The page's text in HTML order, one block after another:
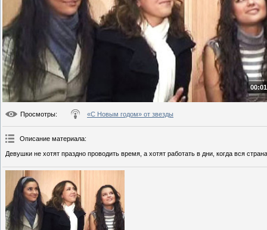
Просмотры: «С Новым годом» от звезды
Описание материала:
Девушки не хотят праздно проводить время, а хотят работать в дни, когда вся